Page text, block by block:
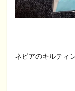
ネピアのキルティ